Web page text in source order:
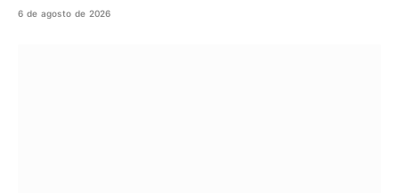
6 de agosto de 2026